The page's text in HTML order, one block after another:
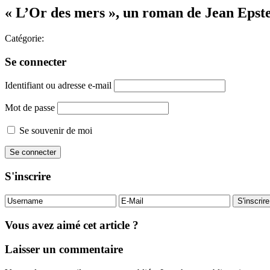
« L’Or des mers », un roman de Jean
Catégorie:
Se connecter
Identifiant ou adresse e-mail
Mot de passe
Se souvenir de moi
S'inscrire
Vous avez aimé cet article ?
Laisser un commentaire